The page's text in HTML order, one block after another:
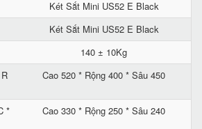
Két Sắt Mini US52 E Black
Két Sắt Mini US52 E Black
140 ± 10Kg
Cao 520 * Rộng 400 * Sâu 450
*
Cao 330 * Rộng 250 * Sâu 240